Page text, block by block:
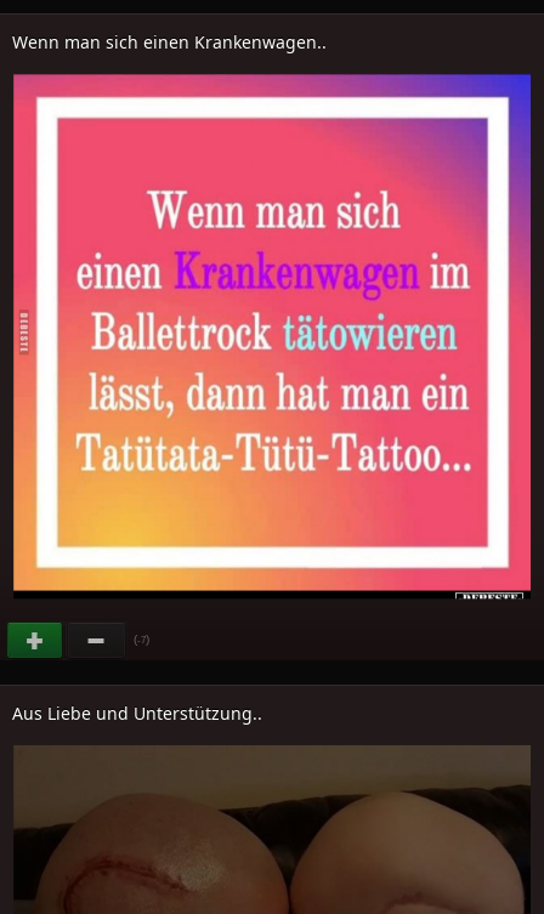
Wenn man sich einen Krankenwagen..
(-7)
Aus Liebe und Unterstützung..